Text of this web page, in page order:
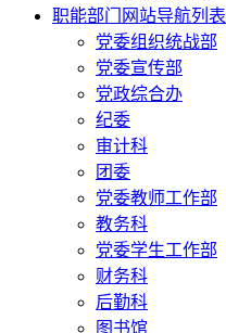
职能部门网站导航列表
党委组织统战部
党委宣传部
党政综合办
纪委
审计科
团委
党委教师工作部
教务科
党委学生工作部
财务科
后勤科
图书馆